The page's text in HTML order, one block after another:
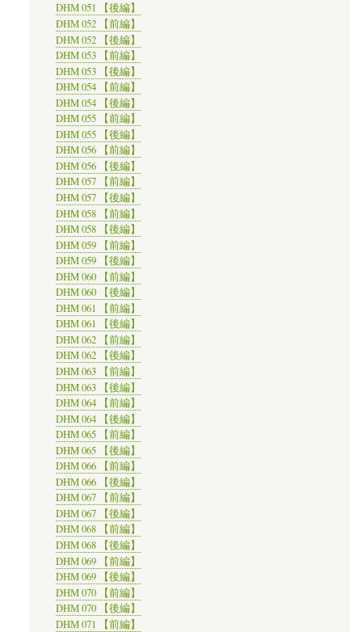
DHM 051 【後編】
DHM 052 【前編】
DHM 052 【後編】
DHM 053 【前編】
DHM 053 【後編】
DHM 054 【前編】
DHM 054 【後編】
DHM 055 【前編】
DHM 055 【後編】
DHM 056 【前編】
DHM 056 【後編】
DHM 057 【前編】
DHM 057 【後編】
DHM 058 【前編】
DHM 058 【後編】
DHM 059 【前編】
DHM 059 【後編】
DHM 060 【前編】
DHM 060 【後編】
DHM 061 【前編】
DHM 061 【後編】
DHM 062 【前編】
DHM 062 【後編】
DHM 063 【前編】
DHM 063 【後編】
DHM 064 【前編】
DHM 064 【後編】
DHM 065 【前編】
DHM 065 【後編】
DHM 066 【前編】
DHM 066 【後編】
DHM 067 【前編】
DHM 067 【後編】
DHM 068 【前編】
DHM 068 【後編】
DHM 069 【前編】
DHM 069 【後編】
DHM 070 【前編】
DHM 070 【後編】
DHM 071 【前編】